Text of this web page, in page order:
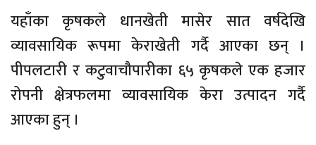
यहाँका कृषकले धानखेती मासेर सात वर्षदेखि
व्यावसायिक रूपमा केराखेती गर्दै आएका छन् ।
पीपलटारी र कटुवाचौपारीका ६५ कृषकले एक हजार
रोपनी क्षेत्रफलमा व्यावसायिक केरा उत्पादन गर्दै
आएका हुन् ।